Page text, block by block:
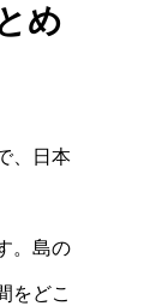
め
、日本
。島の
をどこ